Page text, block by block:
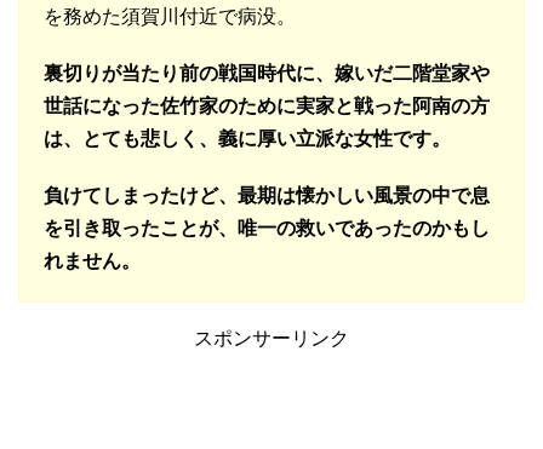
を務めた須賀川付近で病没。
裏切りが当たり前の戦国時代に、嫁いだ二階堂家や
世話になった佐竹家のために実家と戦った阿南の方
は、
とても悲しく、義に厚い立派な女性です。
負けてしまったけど、最期は懐かしい風景の中で息
を引き取ったことが、唯一の救いであったのかもし
れません。
スポンサーリンク